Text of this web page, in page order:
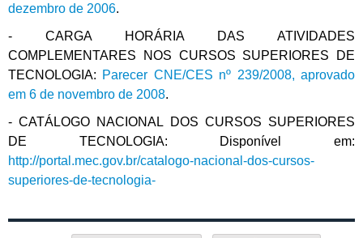
dezembro de 2006.
- CARGA HORÁRIA DAS ATIVIDADES
COMPLEMENTARES NOS CURSOS SUPERIORES DE
TECNOLOGIA: Parecer CNE/CES nº 239/2008, aprovado
em 6 de novembro de 2008.
- CATÁLOGO NACIONAL DOS CURSOS SUPERIORES
DE TECNOLOGIA: Disponível em:
http://portal.mec.gov.br/catalogo-nacional-dos-cursos-
superiores-de-tecnologia-